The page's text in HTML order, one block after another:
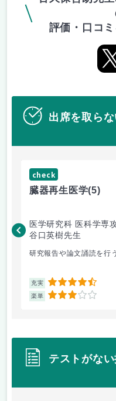
評価・口コ
出席を取ら
check
臓器再生医学(5)
医学研究科 医科学専
谷口英樹先生
研究報告や論文誦読を行
充実 4.5
楽単 3
テストがな